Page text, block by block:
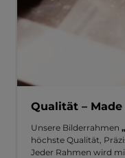
Qualität –
Unsere Bilderrahmen
höchste Qualität,
Jeder Rahmen wird